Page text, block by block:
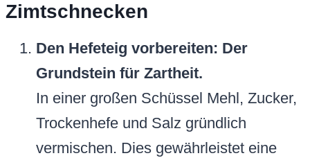
Zimtschnecken
Den Hefeteig vorbereiten: Der
Grundstein für Zartheit.
In einer großen Schüssel Mehl, Zucker,
Trockenhefe und Salz gründlich
vermischen. Dies gewährleistet eine